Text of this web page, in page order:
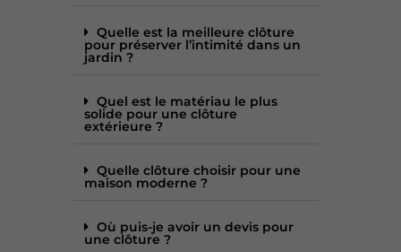
Quelle est la meilleure clôture
pour préserver l’intimité dans un
jardin ?
Quel est le matériau le plus
solide pour une clôture
extérieure ?
Quelle clôture choisir pour une
maison moderne ?
Où puis-je avoir un devis pour
une clôture ?